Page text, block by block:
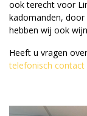
ook terecht voor
kadomanden,
hebben wij ook
Heeft u vragen
telefonisch